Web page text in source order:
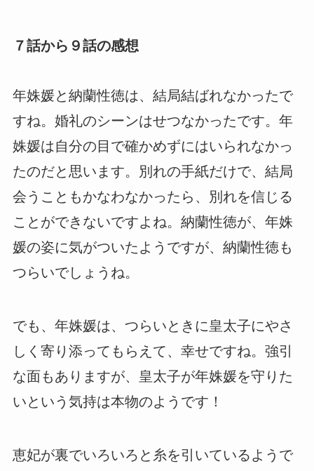
７話から９話の感想
年姝媛と納蘭性徳は、結局結ばれなかったで
すね。婚礼のシーンはせつなかったです。年
姝媛は自分の目で確かめずにはいられなかっ
たのだと思います。別れの手紙だけで、結局
会うこともかなわなかったら、別れを信じる
ことができないですよね。納蘭性徳が、年姝
媛の姿に気がついたようですが、納蘭性徳も
つらいでしょうね。
でも、年姝媛は、つらいときに皇太子にやさ
しく寄り添ってもらえて、幸せですね。強引
な面もありますが、皇太子が年姝媛を守りた
いという気持は本物のようです！
恵妃が裏でいろいろと糸を引いているようで